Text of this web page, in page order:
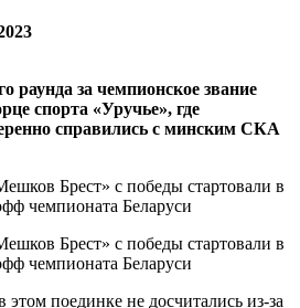
раунда за чемпионское звание
спорта «Уручье», где
справились с минским СКА
поединке не досчитались из-за